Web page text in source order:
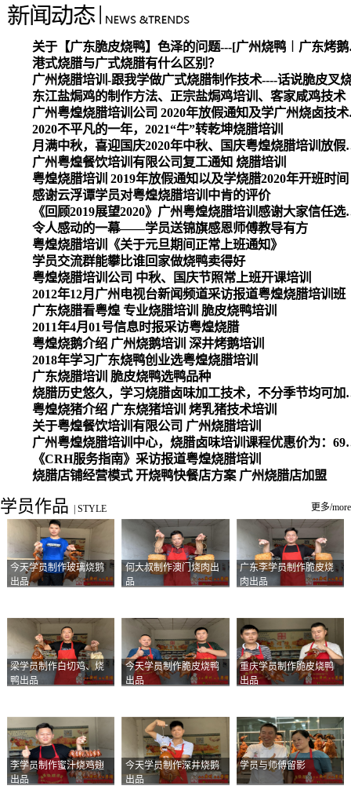
关于【广
港式烧腊与广式烧腊有什么区别？
广州烧腊培训-跟我学做广式烧腊制作技术----话说脆皮叉
东江盐焗鸡的制作方法、正宗盐焗鸡培训、客家咸鸡技术
广州粤煌
2020不平凡的一年，2021“牛”转乾坤烧腊培训
月满中秋，喜迎
广州粤煌餐饮培训有限公司复工通知 烧腊培训
粤煌烧腊培训 2019年放假通知以及学烧腊2020年开班时间
感谢云浮谭学员对粤煌烧腊培训中肯的评价
《回顾2019展望
令人感动的一幕——学员送锦旗感恩师傅教导有方
粤煌烧腊培训《关于元旦期间正常上班通知》
学员交流群能攀比谁回家做烧鸭卖得好
粤煌烧腊培训公司 中秋、国庆节照常上班开课培训
2012年12月广州电视台新闻频道采访报道粤煌烧腊培训班
广东烧腊看粤煌 专业烧腊培训 脆皮烧鸭培训
2011年4月01号信息时报采访粤煌烧腊
粤煌烧鹅介绍 广州烧鹅培训 深井烤鹅培训
2018年学习广东烧鸭创业选粤煌烧腊培训
广东烧腊培训 脆皮烧鸭选鸭品种
烧腊历史悠久，学习
粤煌烧猪介绍 广东烧猪培训 烤乳猪技术培训
关于粤煌餐饮培训有限公司 广州烧腊培训
广州粤煌烧腊培训中心，烧腊卤味培训课程优惠价为：6980元
《CRH服务指南》采访报道粤煌烧腊培训
烧腊店铺经营模式 开烧鸭快餐店方案 广州烧腊店加盟
学员作品 STYLE 更多/more
今天学员制作玻璃烧鹅
出品
何大叔制作澳门烧肉出
品
广东李学员制作脆皮烧
肉出品
梁学员制作白切鸡、烧
鸭出品
今天学员制作脆皮烧鸭
出品
重庆学员制作脆皮烧鸭
出品
李学员制作蜜汁烧鸡翅
出品
今天学员制作深井烧鹅
出品
学员与师傅留影